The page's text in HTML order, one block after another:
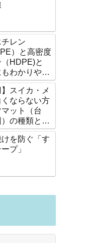
レン
）と高密度
HDPE)と
わかりやす
。
】スイカ・メ
ならない方
ット（台
の種類と選
を防ぐ「す
プ」